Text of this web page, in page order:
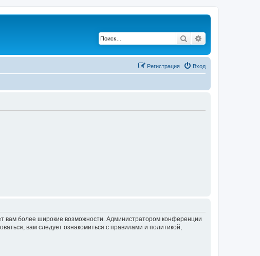
Поиск
Вход
Регистрация
вам более широкие возможности. Администратором конференции
вам следует ознакомиться с правилами и политикой,